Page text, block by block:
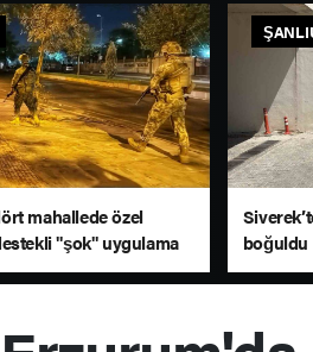
mahallede özel
"şok" uygulama
boğuldu